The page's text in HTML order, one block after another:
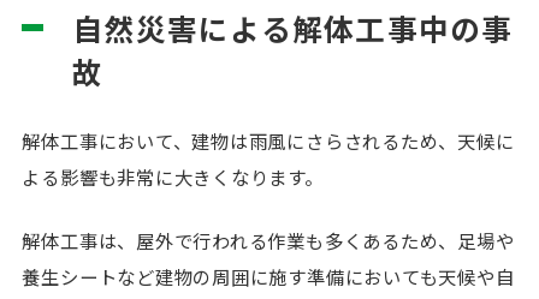
自然災害による解体工事中の事
故
解体工事において、建物は雨風にさらされるため、天候に
よる影響も非常に大きくなります。
解体工事は、屋外で行われる作業も多くあるため、足場や
養生シートなど建物の周囲に施す準備においても天候や自